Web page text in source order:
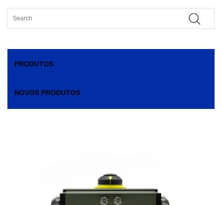
PRODUTOS
NOVOS PRODUTOS